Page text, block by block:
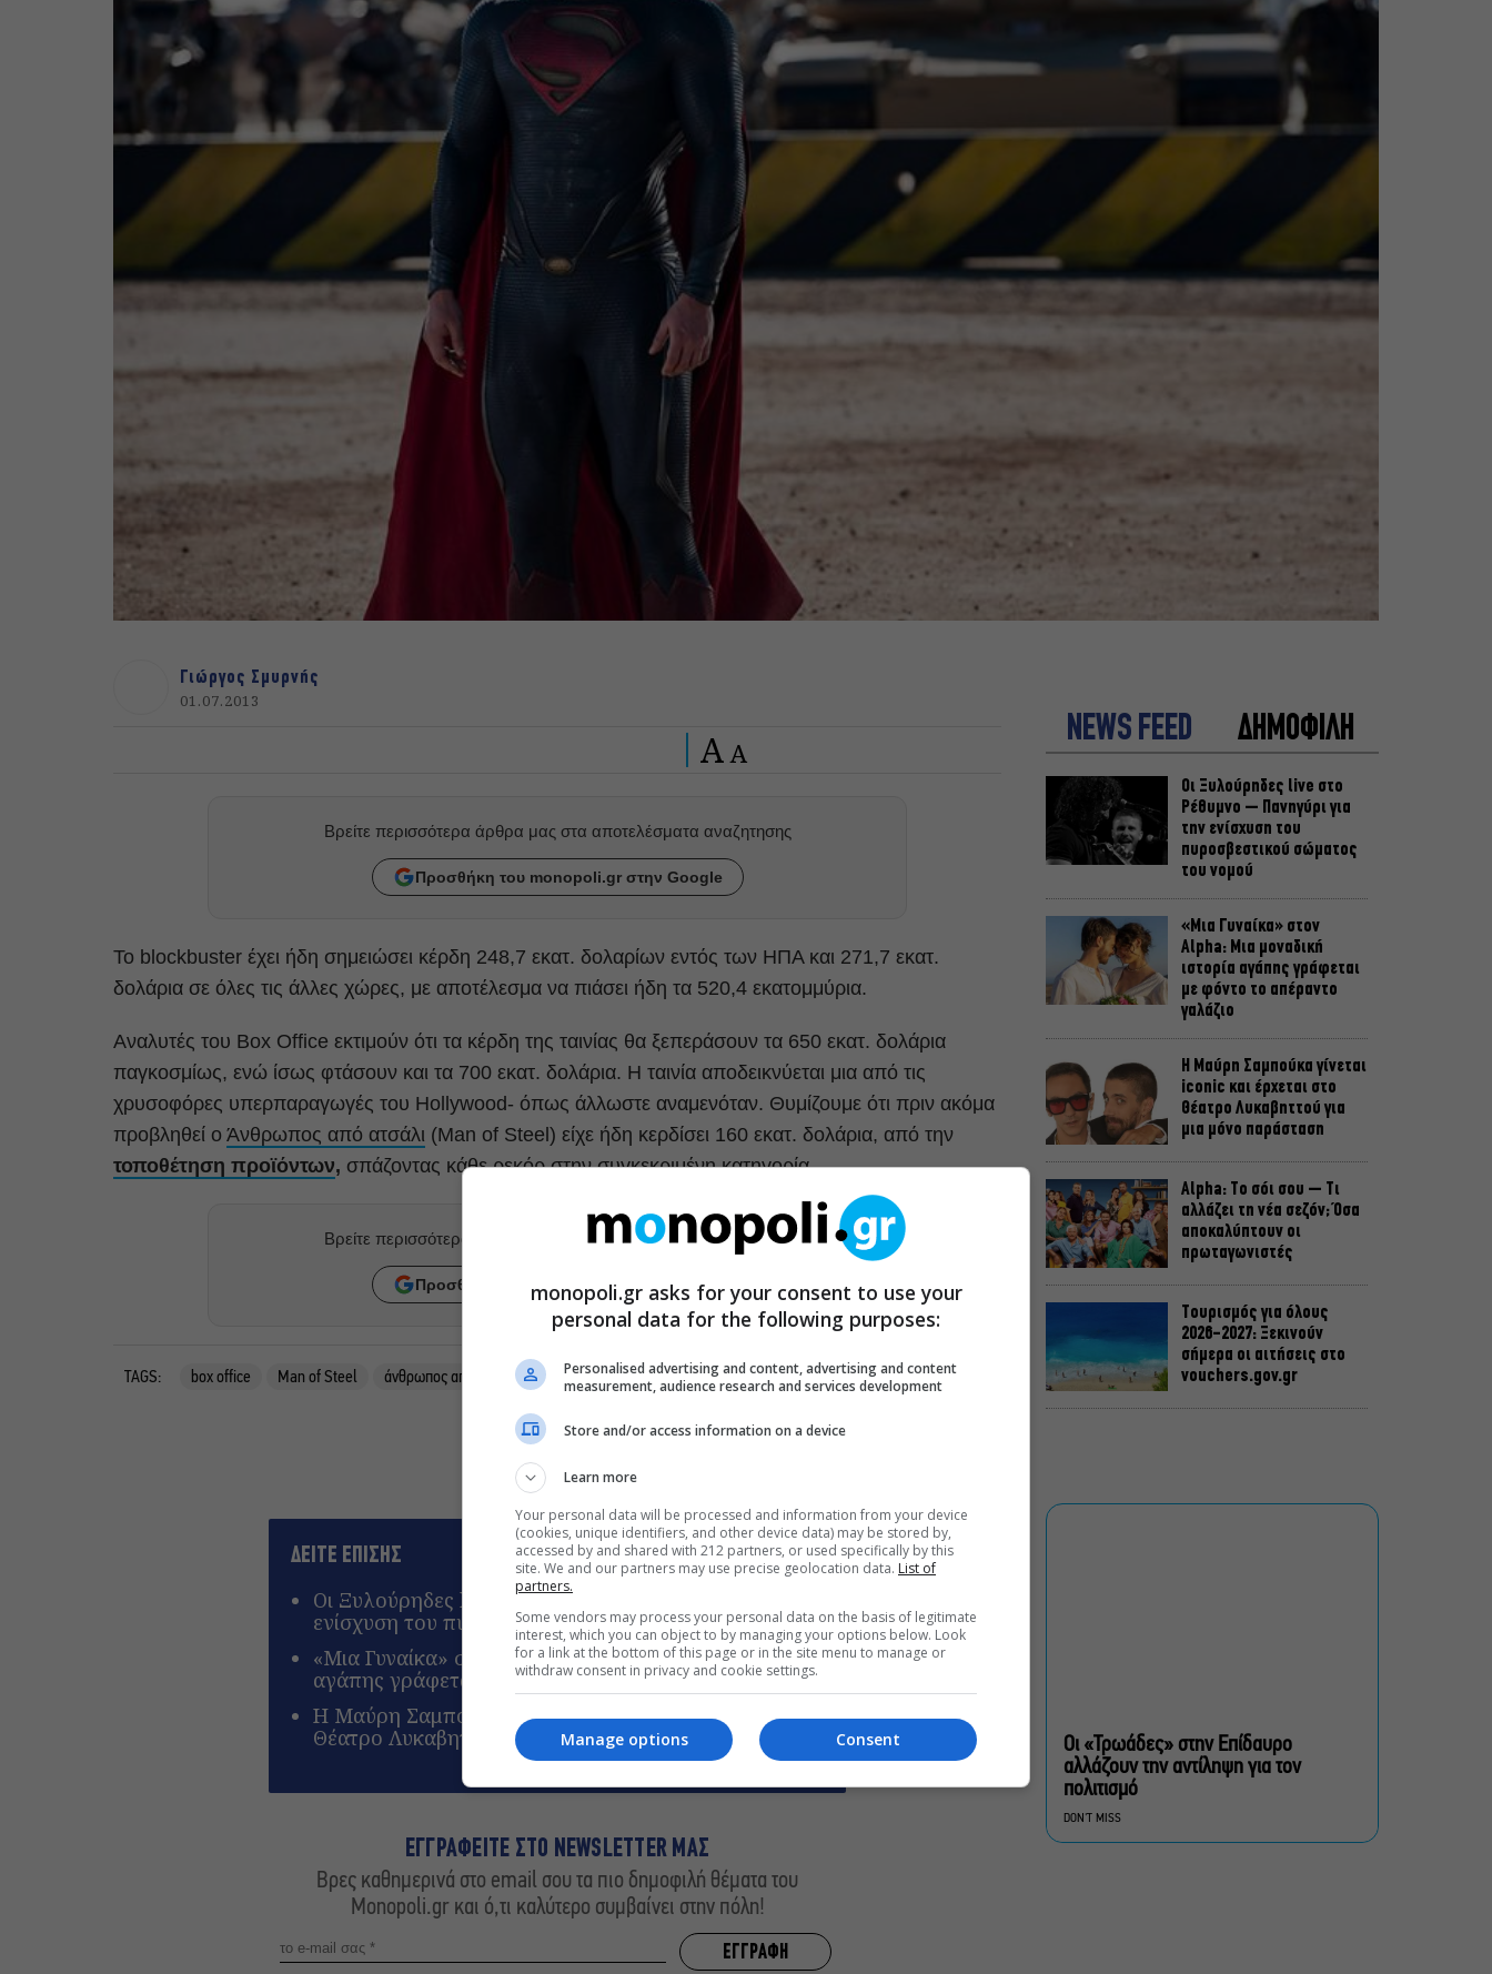
Γιώργος Σμυρνής
01.07.2013
A A
Βρείτε περισσότερα άρθρα μας στα αποτελέσματα αναζητησης
Προσθήκη του monopoli.gr στην Google
Το blockbuster έχει ήδη σημειώσει κέρδη 248,7 εκατ. δολαρίων εντός των ΗΠΑ και 271,7 εκατ.
δολάρια σε όλες τις άλλες χώρες, με αποτέλεσμα να πιάσει ήδη τα 520,4 εκατομμύρια.
Αναλυτές του Box Office εκτιμούν ότι τα κέρδη της ταινίας θα ξεπεράσουν τα 650 εκατ. δολάρια
παγκοσμίως, ενώ ίσως φτάσουν και τα 700 εκατ. δολάρια. Η ταινία αποδεικνύεται μια από τις
χρυσοφόρες υπερπαραγωγές του Hollywood- όπως άλλωστε αναμενόταν. Θυμίζουμε ότι πριν ακόμα
προβληθεί ο Άνθρωπος από ατσάλι (Man of Steel) είχε ήδη κερδίσει 160 εκατ. δολάρια, από την
τοποθέτηση προϊόντων, σπάζοντας κάθε ρεκόρ στην συγκεκριμένη κατηγορία.
Βρείτε περισσότερα άρθρα μας στα αποτελέσματα αναζητησης
Προσθήκη του monopoli.gr στην Google
TAGS: box office Man of Steel άνθρωπος από ατσάλι ΕΧΟΥΜΕ ΘΕΜΑ κέρδη μισό δισ. κέρδη παγκοσμίως
ΔΕΙΤΕ ΕΠΙΣΗΣ
Οι Ξυλούρηδες live στο Ρέθυμνο – Πανηγύρι για την
ενίσχυση του πυροσβεστικού σώματος του νομού
«Μια Γυναίκα» στον Alpha: Μια μοναδική ιστορία
αγάπης γράφεται με φόντο το απέραντο γαλάζιο
Η Μαύρη Σαμπούκα γίνεται iconic και έρχεται στο
Θέατρο Λυκαβηττού για μια μόνο παράσταση
ΕΓΓΡΑΦΕΙΤΕ ΣΤΟ NEWSLETTER ΜΑΣ
Βρες καθημερινά στο email σου τα πιο δημοφιλή θέματα του
Monopoli.gr και ό,τι καλύτερο συμβαίνει στην πόλη!
NEWS FEED ΔΗΜΟΦΙΛΗ
Οι Ξυλούρηδες live στο
Ρέθυμνο – Πανηγύρι για
την ενίσχυση του
πυροσβεστικού σώματος
του νομού
«Μια Γυναίκα» στον
Alpha: Μια μοναδική
ιστορία αγάπης γράφεται
με φόντο το απέραντο
γαλάζιο
Η Μαύρη Σαμπούκα γίνεται
iconic και έρχεται στο
Θέατρο Λυκαβηττού για
μια μόνο παράσταση
Alpha: Το σόι σου – Τι
αλλάζει τη νέα σεζόν; Όσα
αποκαλύπτουν οι
πρωταγωνιστές
Τουρισμός για όλους
2026-2027: Ξεκινούν
σήμερα οι αιτήσεις στο
vouchers.gov.gr
συγκλονιστικό timelapse
Καρέζη
Αττική, Στερεά Ελλάδα και
Οι «Τρωάδες» στην Επίδαυρο
αλλάζουν την αντίληψη για τον
πολιτισμό
DON'T MISS
monopoli.gr asks for your consent to use your
personal data for the following purposes:
Personalised advertising and content, advertising and content
measurement, audience research and services development
Store and/or access information on a device
Learn more
Your personal data will be processed and information from your device
(cookies, unique identifiers, and other device data) may be stored by,
accessed by and shared with 212 partners, or used specifically by this
site. We and our partners may use precise geolocation data. List of
partners.
Some vendors may process your personal data on the basis of legitimate
interest, which you can object to by managing your options below. Look
for a link at the bottom of this page or in the site menu to manage or
withdraw consent in privacy and cookie settings.
Consent
Manage options